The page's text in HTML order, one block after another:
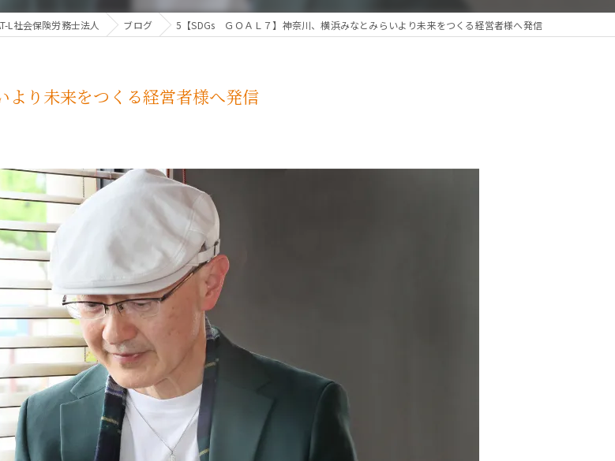
L社会保険労務士法人 ブログ 5【SDGs ＧＯＡＬ７】神奈川、横浜みなとみらいより未来をつくる経営者様へ発信
り未来をつくる経営者様へ発信